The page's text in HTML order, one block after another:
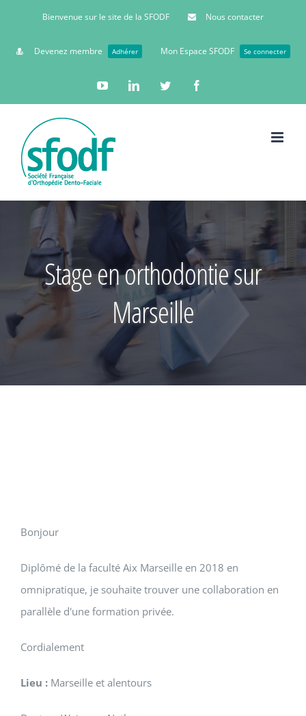
Bienvenue sur le site de la SFODF Nous contacter
Devenez membre Adhérer Mon Espace SFODF Se connecter
YouTubeLinkedinTwitter
Stage en orthodontie sur
Marseille
Bonjour
Diplômé de la faculté Aix Marseille en 2018 en
omnipratique, je souhaite trouver une collaboration en
parallèle d'une formation privée.
Cordialement
Lieu : Marseille et alentours